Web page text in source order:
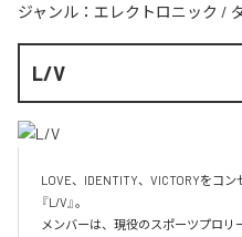
ジャンル： エレクトロニック /
L/V
LOVE、IDENTITY、VICTORYをコ
『L/V』。
メンバーは、現役のスポーツプロ